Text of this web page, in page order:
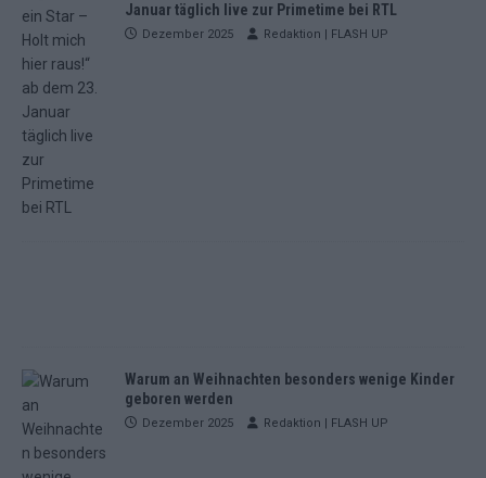
Januar täglich live zur Primetime bei RTL
Dezember 2025 Redaktion | FLASH UP
Warum an Weihnachten besonders wenige Kinder
geboren werden
Dezember 2025 Redaktion | FLASH UP